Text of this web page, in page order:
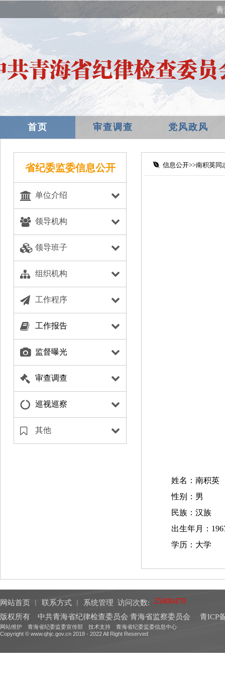
青
首页 审查调查 党风政风
省纪委监委信息公开
单位介绍
领导机构
领导班子
组织机构
工作程序
工作报告
监督曝光
审查调查
巡视巡察
其他
网站首页 联系方式 系统管理 访问次数:
版权所有 中共青海省纪律检查委员会 青海省监察委员会
青ICP
网站维护 青海省纪委监委宣传部 技术支持 青海省纪委监委信息中心
Copyright © www.qhjc.gov.cn 2018 - 2022 All Right Reserved